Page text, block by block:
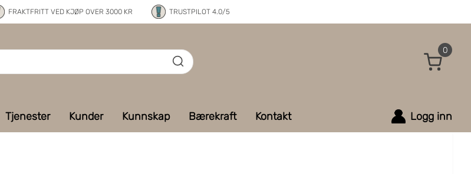
FRAKTFRITT VED KJØP OVER 3000 KR TRUSTPILOT 4.0/5
0
Tjenester Kunder Kunnskap Bærekraft Kontakt Logg inn